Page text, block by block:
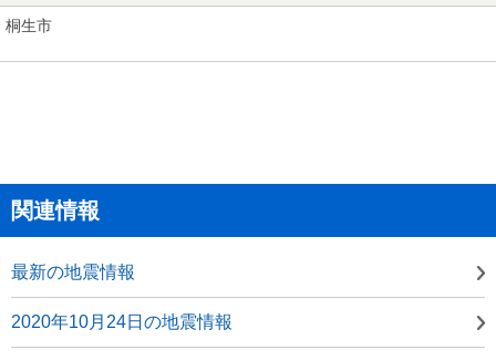
桐生市
関連情報
最新の地震情報
2020年10月24日の地震情報